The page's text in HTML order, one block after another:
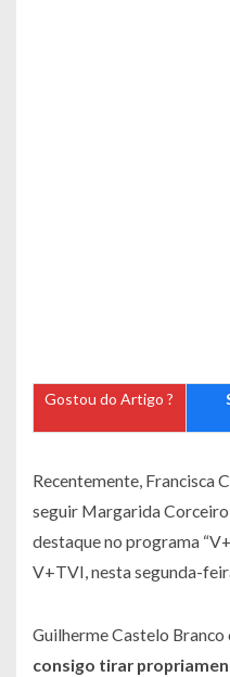
Gostou do Artigo ?
Recentemente, Francisca
seguir Margarida
destaque no programa
V+TVI, nesta segunda-
Guilherme Castelo
consigo tirar